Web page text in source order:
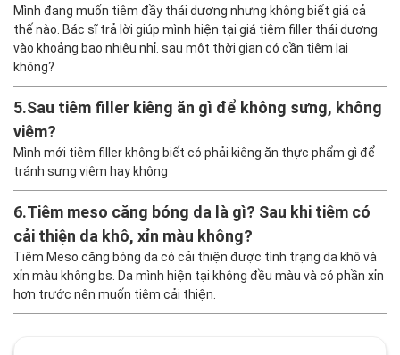
Mình đang muốn tiêm đầy thái dương nhưng không biết giá cả
thế nào. Bác sĩ trả lời giúp mình hiện tại giá tiêm filler thái dương
vào khoảng bao nhiêu nhỉ. sau một thời gian có cần tiêm lại
không?
5.Sau tiêm filler kiêng ăn gì để không sưng, không
viêm?
Mình mới tiêm filler không biết có phải kiêng ăn thực phẩm gì để
tránh sưng viêm hay không
6.Tiêm meso căng bóng da là gì? Sau khi tiêm có
cải thiện da khô, xỉn màu không?
Tiêm Meso căng bóng da có cải thiện được tình trạng da khô và
xỉn màu không bs. Da mình hiện tại không đều màu và có phần xỉn
hơn trước nên muốn tiêm cải thiện.